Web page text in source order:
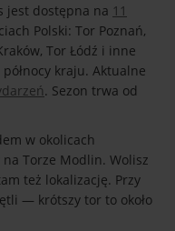
jest dostępna na 11
Polski: Tor Poznań,
Tor Łódź i inne
kraju. Aktualne
. Sezon trwa od
w okolicach
Torze Modlin. Wolisz
też lokalizację. Przy
— krótszy tor to około